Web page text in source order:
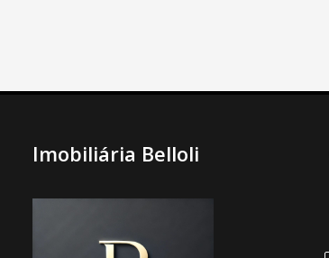
Imobiliária Belloli